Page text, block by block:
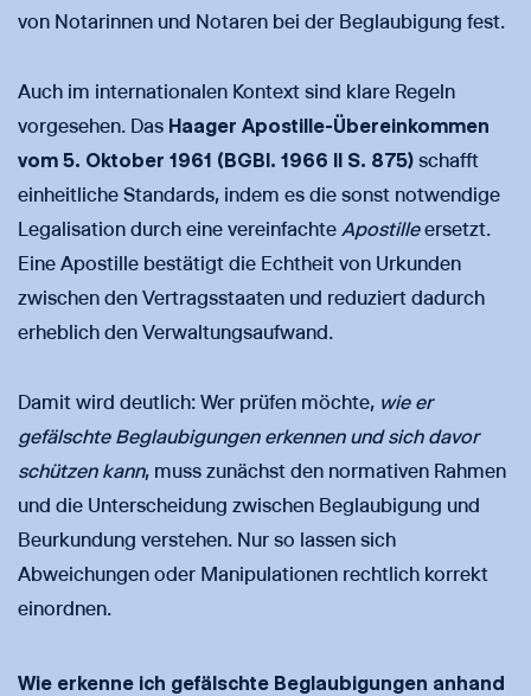
von Notarinnen und Notaren bei der Beglaubigung fest.
Auch im internationalen Kontext sind klare Regeln
vorgesehen. Das Haager Apostille-Übereinkommen
vom 5. Oktober 1961 (BGBl. 1966 II S. 875) schafft
einheitliche Standards, indem es die sonst notwendige
Legalisation durch eine vereinfachte Apostilleersetzt.
Eine Apostille bestätigt die Echtheit von Urkunden
zwischen den Vertragsstaaten und reduziert dadurch
erheblich den Verwaltungsaufwand.
Damit wird deutlich: Wer prüfen möchte, wie er
gefälschte Beglaubigungen erkennen und sich davor
schützen kann, muss zunächst den normativen Rahmen
und die Unterscheidung zwischen Beglaubigung und
Beurkundung verstehen. Nur so lassen sich
Abweichungen oder Manipulationen rechtlich korrekt
einordnen.
Wie erkenne ich gefälschte Beglaubigungen anhand